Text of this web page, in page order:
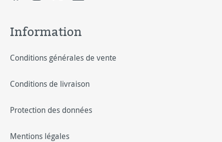
Information
Conditions générales de vente
Conditions de livraison
Protection des données
Mentions légales